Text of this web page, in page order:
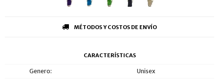
MÉTODOS Y COSTOS DE ENVÍO
CARACTERÍSTICAS
Genero
Unisex